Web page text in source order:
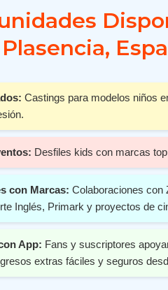
Plasencia,
Castings para modelos niños
Desfiles kids con marcas
con Marcas: Colaboraciones con
Inglés, Primark y proyectos de
App: Fans y suscriptores
extras fáciles y seguros